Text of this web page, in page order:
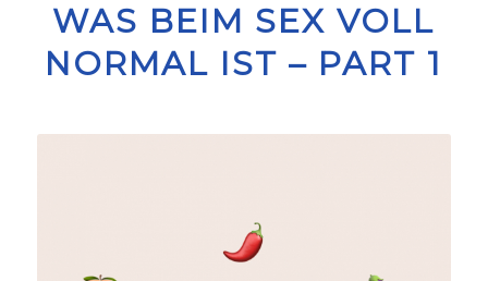
WAS BEIM SEX VOLL
NORMAL IST – PART 1